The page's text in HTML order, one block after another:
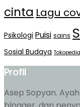
cinta Lagu
Psikologi Puisi sains
Sosial Budaya Tokopedia
Profil
Asep Sopyan.